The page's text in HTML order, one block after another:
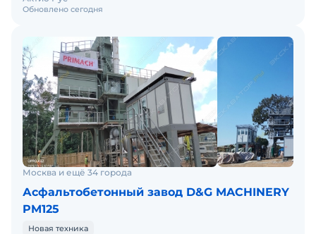
Обновлено сегодня
Москва и ещё 34 города
Асфальтобетонный завод D&G MACHINERY
PM125
Новая техника